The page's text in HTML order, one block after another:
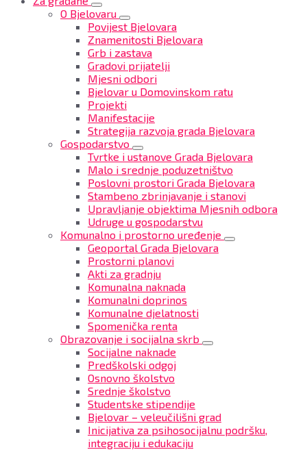
O Bjelovaru
Povijest Bjelovara
Znamenitosti Bjelovara
Grb i zastava
Gradovi prijatelji
Mjesni odbori
Bjelovar u Domovinskom ratu
Projekti
Manifestacije
Strategija razvoja grada Bjelovara
Gospodarstvo
Tvrtke i ustanove Grada Bjelovara
Malo i srednje poduzetništvo
Poslovni prostori Grada Bjelovara
Stambeno zbrinjavanje i stanovi
Upravljanje objektima Mjesnih odbora
Udruge u gospodarstvu
Komunalno i prostorno uređenje
Geoportal Grada Bjelovara
Prostorni planovi
Akti za gradnju
Komunalna naknada
Komunalni doprinos
Komunalne djelatnosti
Spomenička renta
Obrazovanje i socijalna skrb
Socijalne naknade
Predškolski odgoj
Osnovno školstvo
Srednje školstvo
Studentske stipendije
Bjelovar – veleučilišni grad
Inicijativa za psihosocijalnu podršku,
integraciju i edukaciju